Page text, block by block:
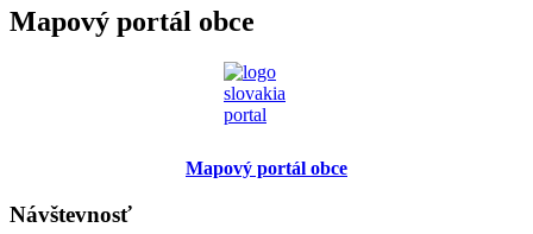
Mapový portál obce
Mapový portál obce
Návštevnosť